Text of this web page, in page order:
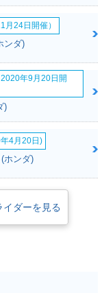
24日開催）
ンダ)
年9月20日開
)
4月20日)
ホンダ)
ダーを見る